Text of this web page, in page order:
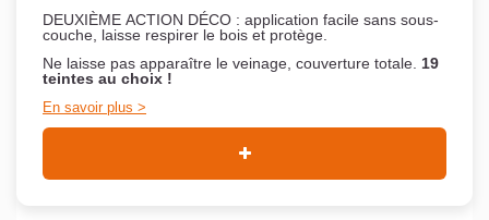
DEUXIÈME ACTION DÉCO : application facile sans sous-
couche, laisse respirer le bois et protège.
Ne laisse pas apparaître le veinage, couverture totale. 19
teintes au choix !
En savoir plus